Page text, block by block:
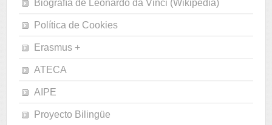
Biografía de Leonardo da Vinci (Wikipedia)
Política de Cookies
Erasmus +
ATECA
AIPE
Proyecto Bilingüe